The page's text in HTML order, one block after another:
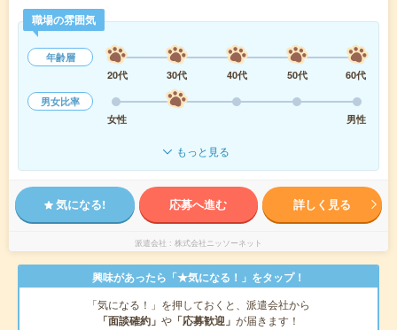
職場の雰囲気
年齢層
20代
30代 40代 50代
60代
男女比率
女性
男性
もっと見る
気になる! 応募へ進む 詳しく見る
派遣会社 株式会社ニッソーネット
興味があったら「★気になる！」をタップ！
「気になる！」を押しておくと、派遣会社から
「面談確約」 や 「応募歓迎」 が届きます！